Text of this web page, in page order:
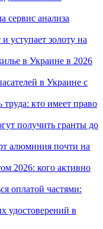
сервис анализа
уступает золоту на
в Украине в 2026
в Украине с
труда: кто имеет право
получить гранты до
алюминия почти на
2026: кого активно
оплатой частями:
удостоверений в